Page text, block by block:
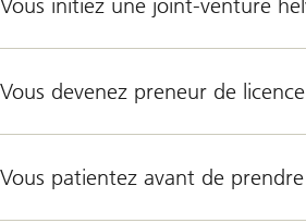
Vous devenez preneur de licence
Vous patientez avant de